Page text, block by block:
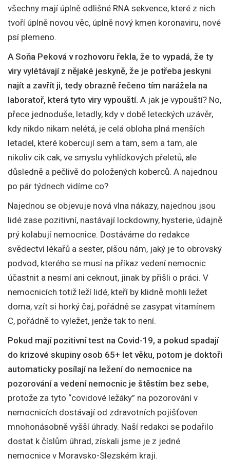
všechny mají úplně odlišné RNA sekvence, které z nich
tvoří úplně novou věc, úplně nový kmen koronaviru, nové
psí plemeno.
A Soňa Peková v rozhovoru řekla, že to vypadá, že ty
viry vylétávají z nějaké jeskyně, že je potřeba jeskyni
najít a zavřít ji, tedy obrazně řečeno tím narážela na
laboratoř, která tyto viry vypouští. A jak je vypouští? No,
přece jednoduše, letadly, kdy v době leteckých uzávěr,
kdy nikdo nikam nelétá, je celá obloha plná menších
letadel, které kobercují sem a tam, sem a tam, ale
nikoliv cik cak, ve smyslu vyhlídkových přeletů, ale
důsledně a pečlivě do položených koberců. A najednou
po pár týdnech vidíme co?
Najednou se objevuje nová vlna nákazy, najednou jsou
lidé zase pozitivní, nastávají lockdowny, hysterie, údajně
prý kolabují nemocnice. Dostáváme do redakce
svědectví lékařů a sester, píšou nám, jaký je to obrovský
podvod, kterého se musí na příkaz vedení nemocnic
účastnit a nesmí ani ceknout, jinak by přišli o práci. V
nemocnicích totiž leží lidé, kteří by klidně mohli ležet
doma, vzít si horký čaj, pořádně se zasypat vitamínem
C, pořádně to vyležet, jenže tak to není.
Pokud mají pozitivní test na Covid-19, a pokud spadají
do krizové skupiny osob 65+ let věku, potom je doktoři
automaticky posílají na ležení do nemocnice na
pozorování a vedení nemocnic je štěstím bez sebe,
protože za tyto “covidové ležáky” na pozorování v
nemocnicích dostávají od zdravotních pojišťoven
mnohonásobně vyšší úhrady. Naší redakci se podařilo
dostat k číslům úhrad, získali jsme je z jedné
nemocnice v Moravsko-Slezském kraji.